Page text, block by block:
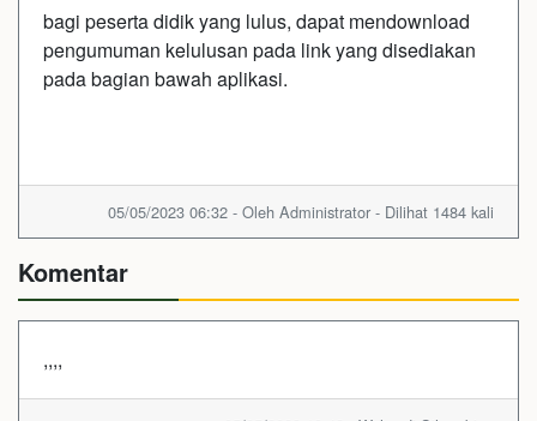
bagi peserta didik yang lulus, dapat mendownload
pengumuman kelulusan pada link yang disediakan
pada bagian bawah aplikasi.
05/05/2023 06:32 - Oleh Administrator - Dilihat 1484 kali
Komentar
,,,,